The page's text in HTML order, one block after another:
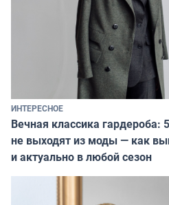
ИНТЕРЕСНОЕ
Вечная классика гардероба:
не выходят из моды — как
и актуально в любой сезон